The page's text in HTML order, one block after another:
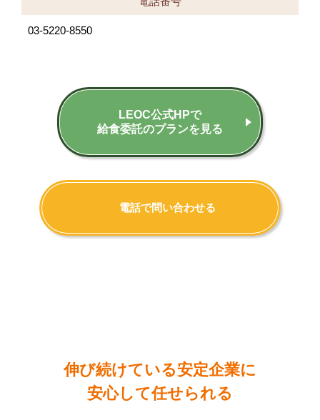
03-5220-8550
LEOC公式HPで
給食委託のプランを見る
電話で問い合わせる
伸び続けている安定企業に
安心して任せられる